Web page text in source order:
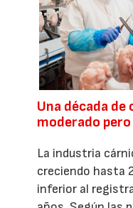
Una década
moderado
La industria
creciendo hasta
inferior al